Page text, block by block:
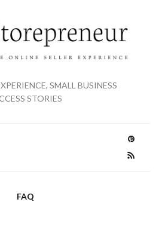
SMALL BUSINESS
STORIES
FAQ